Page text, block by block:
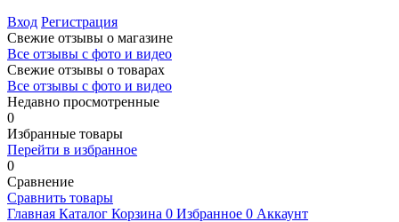
Вход Регистрация
Свежие отзывы о магазине
Все отзывы с фото и видео
Свежие отзывы о товарах
Все отзывы c фото и видео
Недавно просмотренные
0
Избранные товары
Перейти в избранное
0
Сравнение
Сравнить товары
Главная Каталог Корзина 0 Избранное 0 Аккаунт